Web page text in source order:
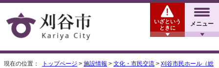
メニュー
いざという
ときに
現在の位置： トップページ > 施設情報 > 文化・市民交流 > 刈谷市民ホール（総